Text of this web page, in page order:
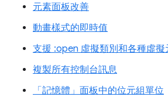
元素面板改善
動畫樣式的即時值
支援 :open 虛擬類別和各種虛擬
複製所有控制台訊息
「記憶體」面板中的位元組單位